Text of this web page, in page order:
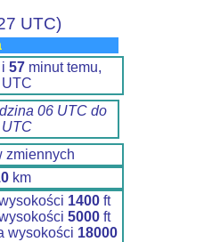
UTC)
57 minut temu,
UTC
06 UTC do
zmiennych
km
1400 ft
5000 ft
wysokości 18000